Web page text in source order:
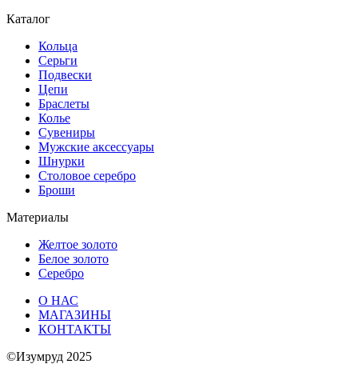
Каталог
Кольца
Серьги
Подвески
Цепи
Браслеты
Колье
Сувениры
Мужские аксессуары
Шнурки
Столовое серебро
Броши
Материалы
Желтое золото
Белое золото
Серебро
О НАС
МАГАЗИНЫ
КОНТАКТЫ
©Изумруд 2025